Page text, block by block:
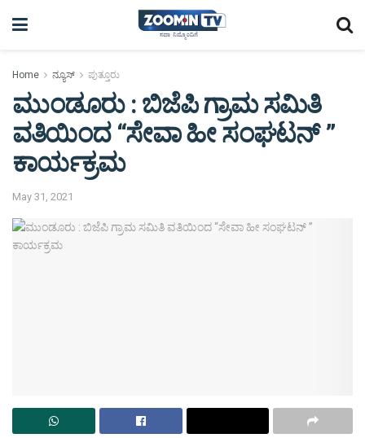
Home ನ್ಯೂಸ್ ಪುತ್ತೂರು
ಮುಂಡೂರು : ಬಿಜೆಪಿ ಗ್ರಾಮ ಸಮಿತಿ
ವತಿಯಿಂದ “ಸೇವಾ ಹೀ ಸಂಘಟನ್ ”
ಕಾರ್ಯಕ್ರಮ
May 31, 2021